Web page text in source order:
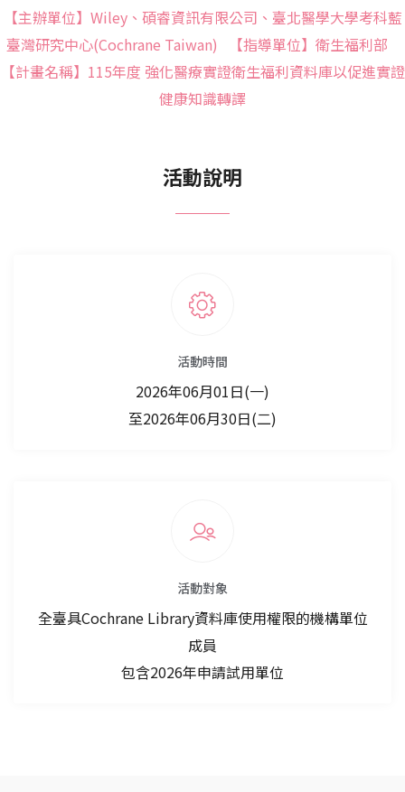
【主辦單位】Wiley、碩睿資訊有限公司、臺北醫學大學考科藍
臺灣研究中心(Cochrane Taiwan) 【指導單位】衛生福利部
【計畫名稱】115年度 強化醫療實證衛生福利資料庫以促進實證
健康知識轉譯
活動說明
活動時間
2026年06月01日(一)
至2026年06月30日(二)
活動對象
全臺具Cochrane Library資料庫使用權限的機構單位
成員
包含2026年申請試用單位